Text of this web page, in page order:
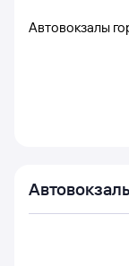
Автовокзалы